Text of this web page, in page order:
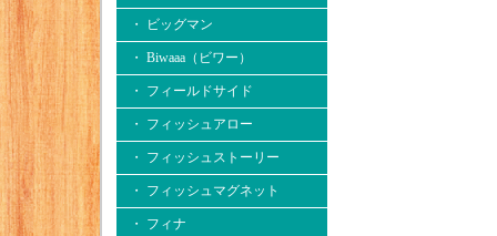
・ ビッグマン
・ Biwaaa（ビワー）
・ フィールドサイド
・ フィッシュアロー
・ フィッシュストーリー
・ フィッシュマグネット
・ フィナ